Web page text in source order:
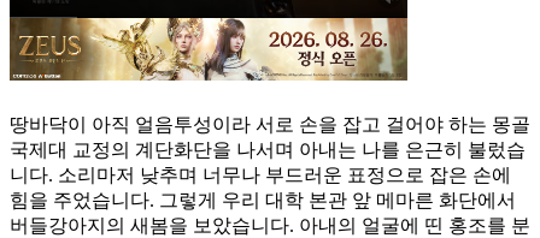
땅바닥이 아직 얼음투성이라 서로 손을 잡고 걸어야 하는 몽골
국제대 교정의 계단화단을 나서며 아내는 나를 은근히 불렀습
니다. 소리마저 낮추며 너무나 부드러운 표정으로 잡은 손에
힘을 주었습니다. 그렇게 우리 대학 본관 앞 메마른 화단에서
버들강아지의 새봄을 보았습니다. 아내의 얼굴에 띤 홍조를 분